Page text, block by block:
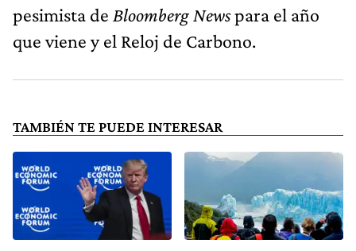
pesimista de Bloomberg Newspara el año
que viene y el Reloj de Carbono.
TAMBIÉN TE PUEDE INTERESAR